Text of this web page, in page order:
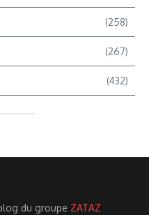
(258)
(267)
(432)
du groupe ZATAZ